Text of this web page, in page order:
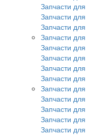
Запчасти
Запчасти
Запчасти
Запчасти
Запчасти
Запчасти
Запчасти
Запчасти
Запчасти
Запчасти
Запчасти
Запчасти
Запчасти